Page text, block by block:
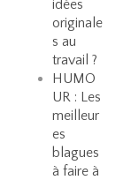
idées
originale
s au
travail ?
HUMO
UR : Les
meilleur
es
blagues
à faire à